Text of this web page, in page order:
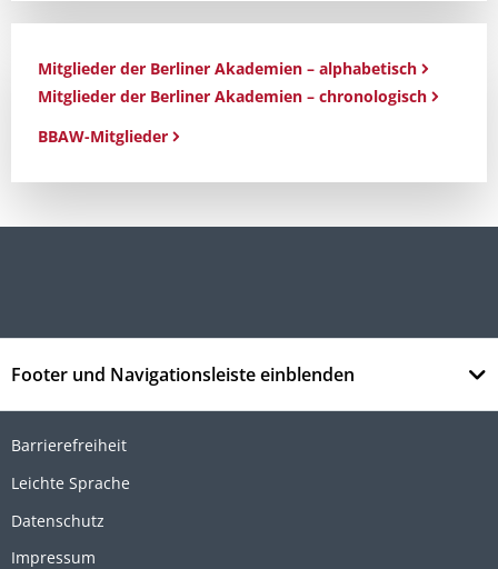
Mitglieder der Berliner Akademien – alphabetisch
Mitglieder der Berliner Akademien – chronologisch
BBAW-Mitglieder
Footer und Navigationsleiste einblenden
Barrierefreiheit
Leichte Sprache
Datenschutz
Impressum